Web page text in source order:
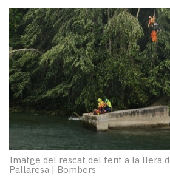
mitjans
El
temps
Reportatges
Entrevistes
Enquestes
A
escena!
la
teva!
Subscriptors
La
Imatge del rescat del ferit a la llera
Pallaresa | Bombers